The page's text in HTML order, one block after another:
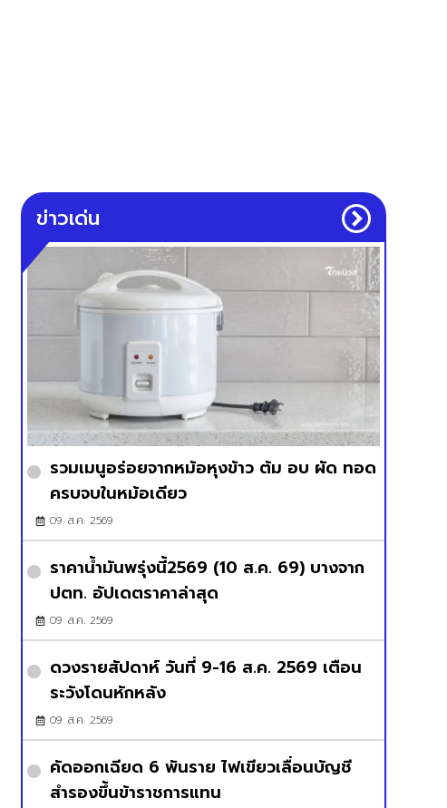
ข่าวเด่น
รวมเมนูอร่อยจากหม้อหุงข้าว ต้ม อบ ผัด ทอด
ครบจบในหม้อเดียว
09 ส.ค. 2569
ราคาน้ำมันพรุ่งนี้2569 (10 ส.ค. 69) บางจาก
ปตท. อัปเดตราคาล่าสุด
09 ส.ค. 2569
ดวงรายสัปดาห์ วันที่ 9-16 ส.ค. 2569 เตือน
ระวังโดนหักหลัง
09 ส.ค. 2569
คัดออกเฉียด 6 พันราย ไฟเขียวเลื่อนบัญชี
สำรองขึ้นข้าราชการแทน